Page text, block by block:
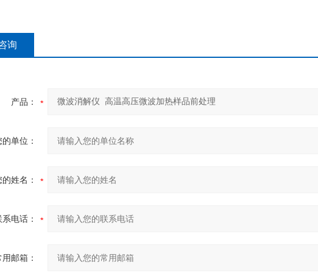
询
产品：
的单位：
的姓名：
系电话：
用邮箱：